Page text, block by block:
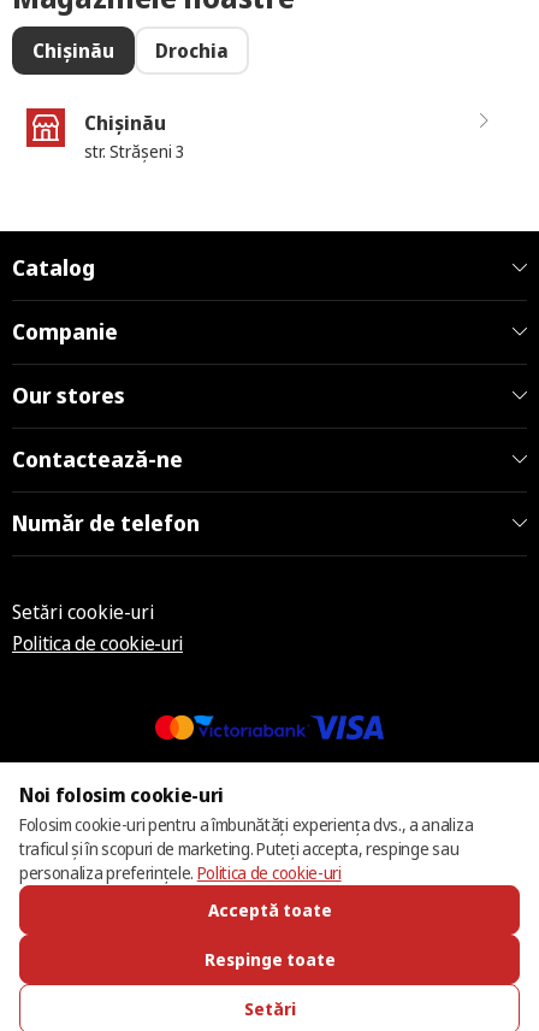
Chișinău Drochia
Chișinău
str. Strășeni 3
Catalog
Companie
Our stores
Contactează-ne
Număr de telefon
Setări cookie-uri
Politica de cookie-uri
© 2013 – 2026 ECOM
Noi folosim cookie-uri
Folosim cookie-uri pentru a îmbunătăți experiența dvs., a analiza
traficul și în scopuri de marketing. Puteți accepta, respinge sau
personaliza preferințele. Politica de cookie-uri
Acceptă toate
Respinge toate
Setări